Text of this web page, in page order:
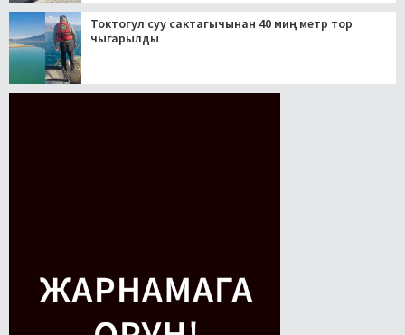
Токтогул суу сактагычынан 40 миң метр тор
чыгарылды